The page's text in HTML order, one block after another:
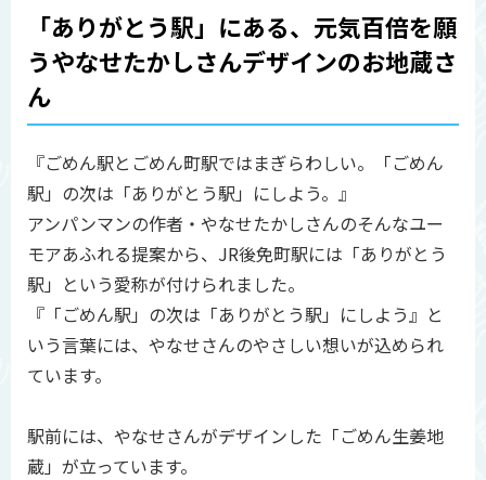
「ありがとう駅」にある、元気百倍を願
うやなせたかしさんデザインのお地蔵さ
ん
『ごめん駅とごめん町駅ではまぎらわしい。「ごめん
駅」の次は「ありがとう駅」にしよう。』
アンパンマンの作者・やなせたかしさんのそんなユー
モアあふれる提案から、JR後免町駅には「ありがとう
駅」という愛称が付けられました。
『「ごめん駅」の次は「ありがとう駅」にしよう』と
いう言葉には、やなせさんのやさしい想いが込められ
ています。
駅前には、やなせさんがデザインした「ごめん生姜地
蔵」が立っています。